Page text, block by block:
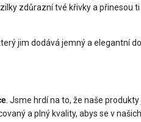
zdůrazní tvé křivky a přinesou
jim dodává jemný a elegantní
. Jsme hrdí na to, že naše produkty
a plný kvality, abys se v